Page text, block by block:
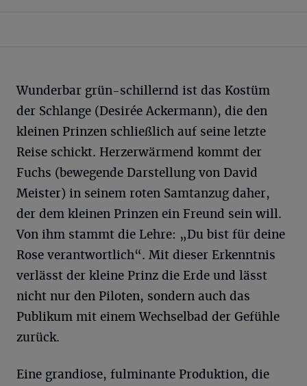
Wunderbar grün-schillernd ist das Kostüm
der Schlange (Desirée Ackermann), die den
kleinen Prinzen schließlich auf seine letzte
Reise schickt. Herzerwärmend kommt der
Fuchs (bewegende Darstellung von David
Meister) in seinem roten Samtanzug daher,
der dem kleinen Prinzen ein Freund sein will.
Von ihm stammt die Lehre: „Du bist für deine
Rose verantwortlich“. Mit dieser Erkenntnis
verlässt der kleine Prinz die Erde und lässt
nicht nur den Piloten, sondern auch das
Publikum mit einem Wechselbad der Gefühle
zurück.
Eine grandiose, fulminante Produktion, die